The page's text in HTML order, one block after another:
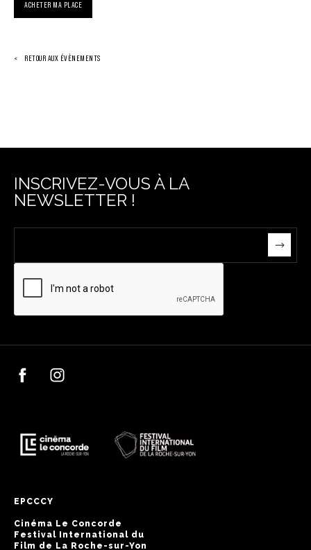
ACHETER MA PLACE
RETOUR AUX ÉVÈNEMENTS
INSCRIVEZ-VOUS À LA
NEWSLETTER !
EPCCCY
Cinéma Le Concorde
Festival International du
Film de La Roche-sur-Yon